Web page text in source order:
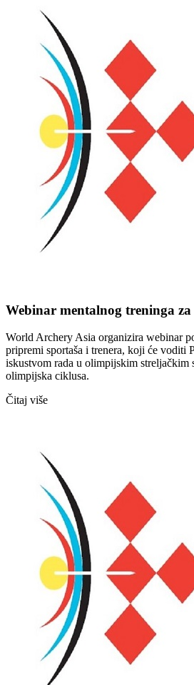
Webinar mentalnog treninga za
World Archery Asia organizira webinar
pripremi sportaša i trenera, koji će voditi
iskustvom rada u olimpijskim streljačkim
olimpijska ciklusa.
Čitaj više